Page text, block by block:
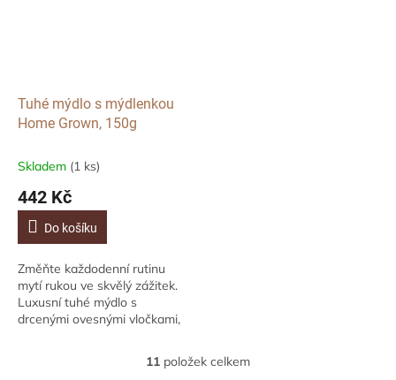
Tuhé mýdlo s mýdlenkou
Home Grown, 150g
Skladem (1 ks)
442 Kč
Do košíku
Změňte každodenní rutinu
mytí rukou ve skvělý zážitek.
Luxusní tuhé mýdlo s
drcenými ovesnými vločkami,
hustou a krémovou pěnu díky
O
11 položek celkem